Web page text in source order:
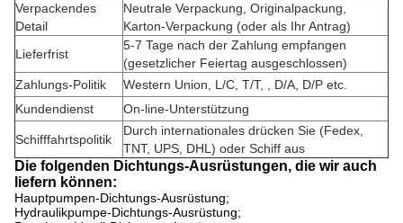
Verpackendes
Detail
Neutrale Verpackung, Originalpackung,
Karton-Verpackung (oder als Ihr Antrag)
Lieferfrist
5-7 Tage nach der Zahlung empfangen
(gesetzlicher Feiertag ausgeschlossen)
Zahlungs-Politik
Western Union, L/C, T/T, , D/A, D/P etc.
Kundendienst
On-line-Unterstützung
Schifffahrtspolitik
Durch internationales drücken Sie (Fedex,
TNT, UPS, DHL) oder Schiff aus
Die folgenden Dichtungs-Ausrüstungen, die wir auch
liefern können:
Hauptpumpen-Dichtungs-Ausrüstung;
Hydraulikpumpe-Dichtungs-Ausrüstung;